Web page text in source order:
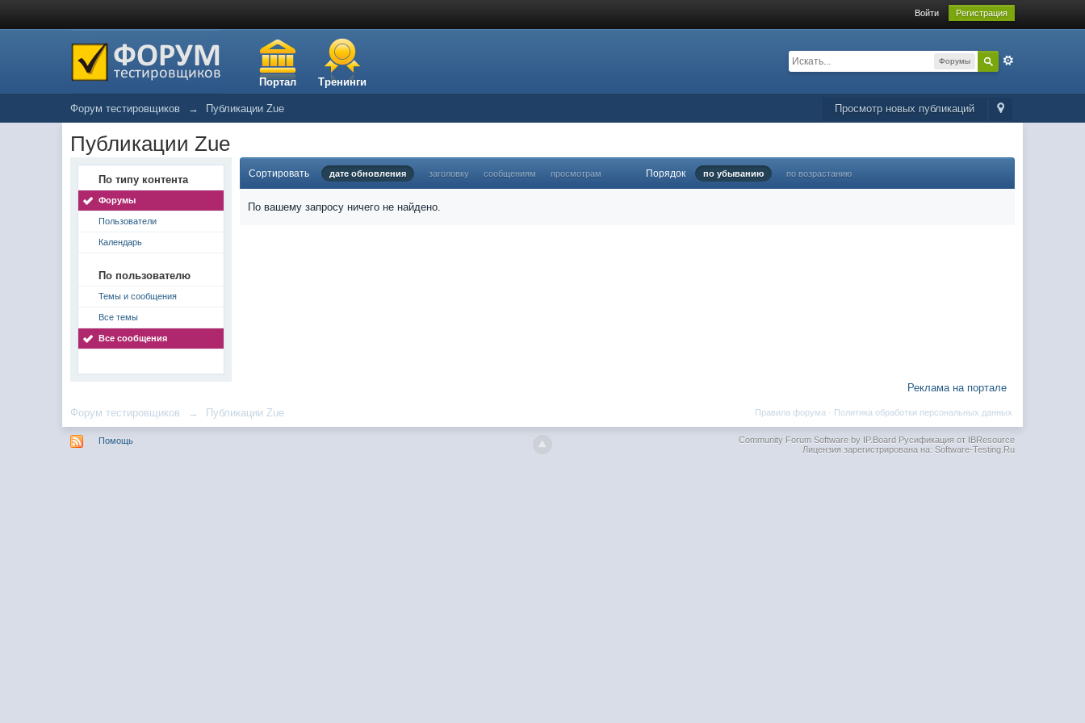
Войти Регистрация
Портал Тренинги
Форумы
Просмотр новых публикаций
Форум тестировщиков → Публикации Zue
Публикации Zue
По типу контента
Форумы
Пользователи
Календарь
По пользователю
Темы и сообщения
Все темы
Все сообщения
Сортировать дате обновления заголовку сообщениям просмотрам Порядок по убыванию по возрастанию
По вашему запросу ничего не найдено.
Реклама на портале
Форум тестировщиков → Публикации Zue Политика обработки персональных данных
Правила форума ·
Помощь Community Forum Software by IP.BoardРусификация от IBResource
Лицензия зарегистрирована на: Software-Testing.Ru